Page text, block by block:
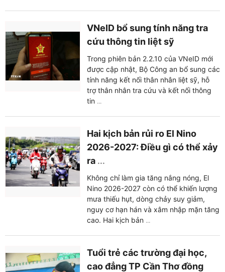
VNeID bổ sung tính năng tra
cứu thông tin liệt sỹ
Trong phiên bản 2.2.10 của VNeID mới
được cập nhật, Bộ Công an bổ sung các
tính năng kết nối thân nhân liệt sỹ, hỗ
trợ thân nhân tra cứu và kết nối thông
tin...
Hai kịch bản rủi ro El Nino
2026-2027: Điều gì có thể xảy
ra...
Không chỉ làm gia tăng nắng nóng, El
Nino 2026-2027 còn có thể khiến lượng
mưa thiếu hụt, dòng chảy suy giảm,
nguy cơ hạn hán và xâm nhập mặn tăng
cao. Hai kịch bản...
Tuổi trẻ các trường đại học,
cao đẳng TP Cần Thơ đồng